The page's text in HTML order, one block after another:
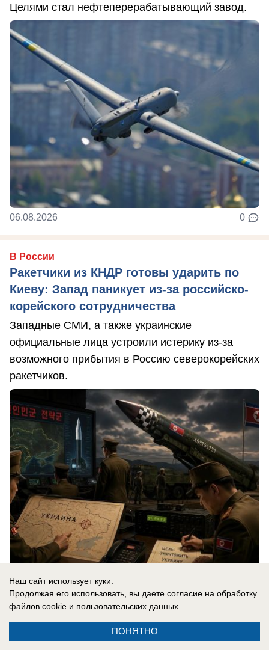
Целями стал нефтеперерабатывающий завод.
06.08.2026 0
В России
Ракетчики из КНДР готовы ударить по
Киеву: Запад паникует из-за российско-
корейского сотрудничества
Западные СМИ, а также украинские
официальные лица устроили истерику из-за
возможного прибытия в Россию северокорейских
ракетчиков.
06.08.2026
В России
«Важно похоронить его»: спасет ли
Наш сайт использует куки.
Продолжая его использовать, вы даете согласие на обработку
файлов cookie и пользовательских данных.
ПОНЯТНО